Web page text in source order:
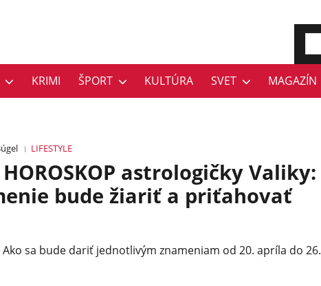
KRIMI ŠPORT KULTÚRA SVET MAGAZÍN
LIFESTYLE
HOROSKOP astrologičky Valiky:
bude žiariť a priťahovať
Ako sa bude dariť jednotlivým znameniam od 20. apríla do 26.